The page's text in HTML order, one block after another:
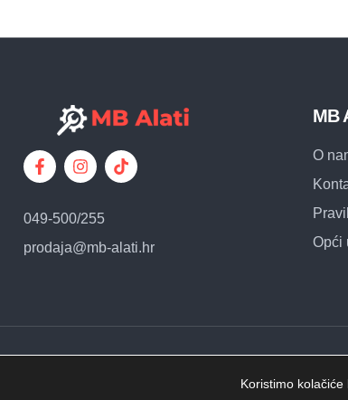
049-500/255
prodaja@mb-alati.hr
MB
O
Opći
Koristimo